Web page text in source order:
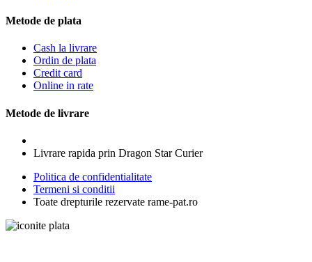
Metode de plata
Cash la livrare
Ordin de plata
Credit card
Online in rate
Metode de livrare
Livrare rapida prin Dragon Star Curier
Politica de confidentialitate
Termeni si conditii
Toate drepturile rezervate rame-pat.ro